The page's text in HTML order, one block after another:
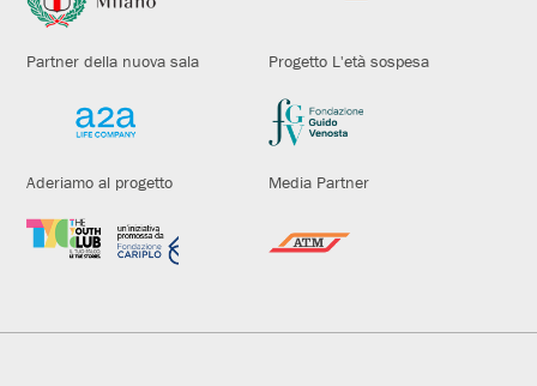
Partner della nuova sala Progetto L'età sospesa
Aderiamo al progetto Media Partner